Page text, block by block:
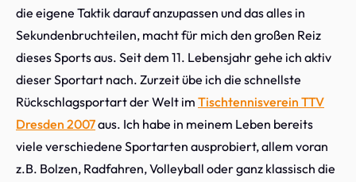
die eigene Taktik darauf anzupassen und das alles in
Sekundenbruchteilen, macht für mich den großen Reiz
dieses Sports aus. Seit dem 11. Lebensjahr gehe ich aktiv
dieser Sportart nach. Zurzeit übe ich die schnellste
Rückschlagsportart der Welt im Tischtennisverein TTV
Dresden 2007aus. Ich habe in meinem Leben bereits
viele verschiedene Sportarten ausprobiert, allem voran
z.B. Bolzen, Radfahren, Volleyball oder ganz klassisch die